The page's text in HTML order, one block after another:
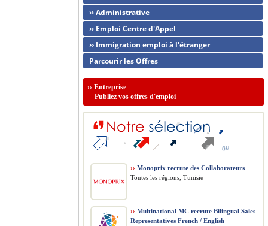
›› Administrative
›› Emploi Centre d'Appel
›› Immigration emploi à l'étranger
Parcourir les Offres
›› Entreprise
Publiez vos offres d'emploi
›› Monoprix recrute des Collaborateurs
Toutes les régions, Tunisie
›› Multinational MC recrute Bilingual Sales
Representatives French / English